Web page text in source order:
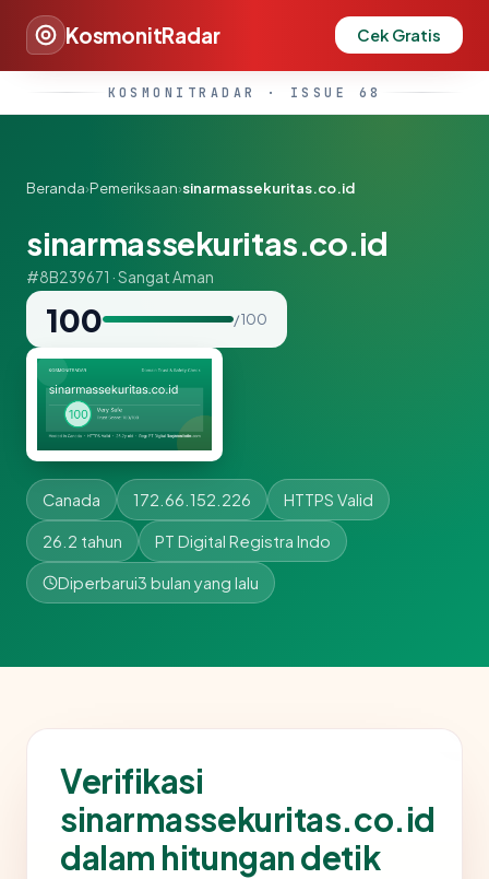
KosmonitRadar Cek Gratis
KOSMONITRADAR · ISSUE 68
Beranda›Pemeriksaan›sinarmassekuritas.co.id
sinarmassekuritas.co.id
#8B239671 · Sangat Aman
100 / 100
Canada 172.66.152.226 HTTPS Valid
26.2 tahun PT Digital Registra Indo
Diperbarui3 bulan yang lalu
Verifikasi
sinarmassekuritas.co.id
dalam hitungan detik